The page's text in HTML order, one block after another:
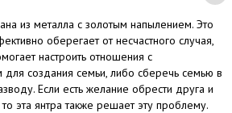
из металла с золотым напылением. Это
оберегает от несчастного случая,
настроить отношения с
создания семьи, либо сберечь семью в
Если есть желание обрести друга и
эта янтра также решает эту проблему.